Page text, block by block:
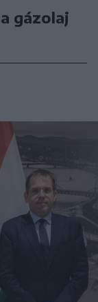
gázolaj